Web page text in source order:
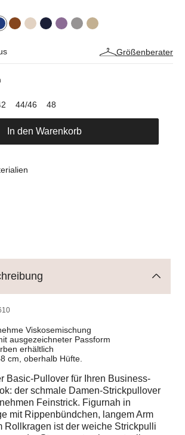
Größenberater
44/46 48
In den Warenkorb
Viskosemischung
ausgezeichneter Passform
erhältlich
cm, oberhalb Hüfte.
Basic-Pullover für Ihren Business-
der schmale Damen-Strickpullover
Feinstrick. Figurnah in
mit Rippenbündchen, langem Arm
Rollkragen ist der weiche Strickpulli